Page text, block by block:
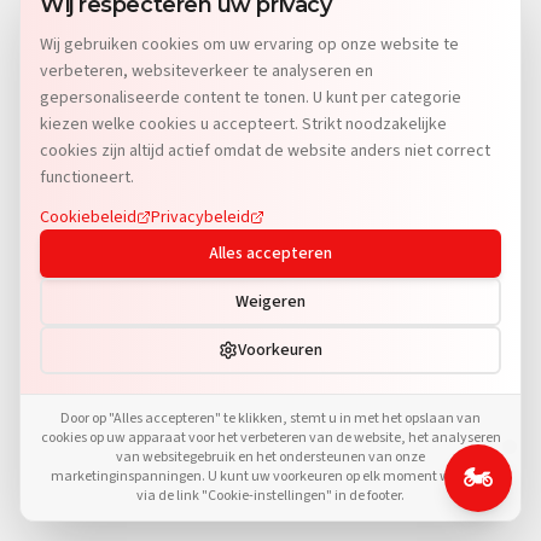
Wij gebruiken cookies om uw ervaring op onze website te
verbeteren, websiteverkeer te analyseren en
gepersonaliseerde content te tonen. U kunt per categorie
kiezen welke cookies u accepteert. Strikt noodzakelijke
cookies zijn altijd actief omdat de website anders niet correct
functioneert.
Cookiebeleid
Privacybeleid
Voorkeuren
Weigeren
Alles accepteren
Door op "Alles accepteren" te klikken, stemt u in met het opslaan van
cookies op uw apparaat voor het verbeteren van de website, het analyseren
van websitegebruik en het ondersteunen van onze
marketinginspanningen. U kunt uw voorkeuren op elk moment wijzigen
via de link "Cookie-instellingen" in de footer.
🏍️
Oops! Page not found
Return to Home